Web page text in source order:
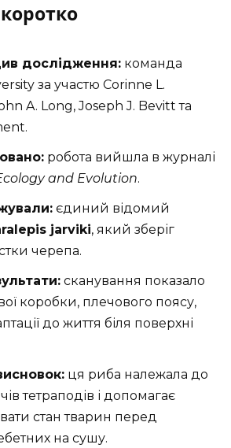
дослідження: команда
за участю Corinne L.
A. Long, Joseph J. Bevitt та
робота вийшла в журналі
and Evolution.
єдиний відомий
jarviki, який зберіг
черепа.
сканування показало
коробки, плечового поясу,
до життя біля поверхні
ця риба належала до
тетраподів і допомагає
стан тварин перед
на сушу.